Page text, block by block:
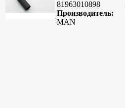
81963010898
Производитель:
MAN